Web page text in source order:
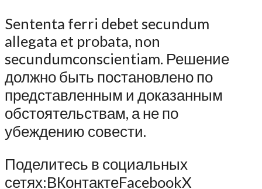
Sententa ferri debet secundum
allegata et probata, non
secundumconscientiam. Решение
должно быть постановлено по
представленным и доказанным
обстоятельствам, а не по
убеждению совести.
Поделитесь в социальных
сетях:ВКонтактеFacebookX